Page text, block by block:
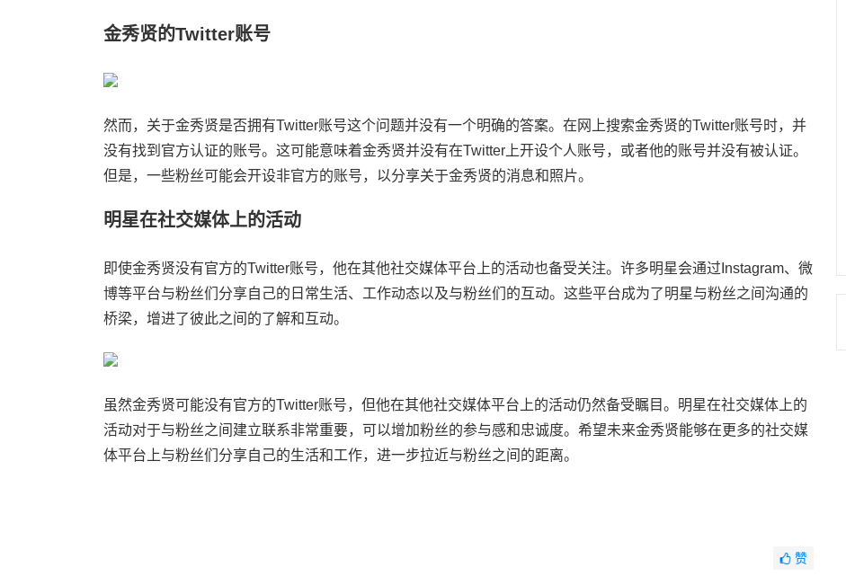
金秀贤的Twitter账号
然而，关于金秀贤是否拥有Twitter账号这个问题并没有一个明确的答案。在网上搜索金秀贤的Twitter账号时，并
没有找到官方认证的账号。这可能意味着金秀贤并没有在Twitter上开设个人账号，或者他的账号并没有被认证。
但是，一些粉丝可能会开设非官方的账号，以分享关于金秀贤的消息和照片。
明星在社交媒体上的活动
即使金秀贤没有官方的Twitter账号，他在其他社交媒体平台上的活动也备受关注。许多明星会通过Instagram、微
博等平台与粉丝们分享自己的日常生活、工作动态以及与粉丝们的互动。这些平台成为了明星与粉丝之间沟通的
桥梁，增进了彼此之间的了解和互动。
虽然金秀贤可能没有官方的Twitter账号，但他在其他社交媒体平台上的活动仍然备受瞩目。明星在社交媒体上的
活动对于与粉丝之间建立联系非常重要，可以增加粉丝的参与感和忠诚度。希望未来金秀贤能够在更多的社交媒
体平台上与粉丝们分享自己的生活和工作，进一步拉近与粉丝之间的距离。
赞